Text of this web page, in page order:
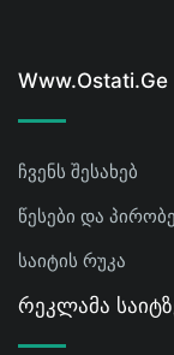
Www.ostati.ge
ჩვენს შესახებ
წესები და
საიტის რუკა
Რეკლამა